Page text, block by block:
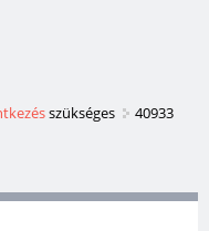
szükséges
40933